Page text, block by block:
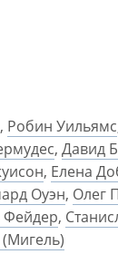
, Робин Уильямс
, Давид
, Елена
Оуэн, Олег
,